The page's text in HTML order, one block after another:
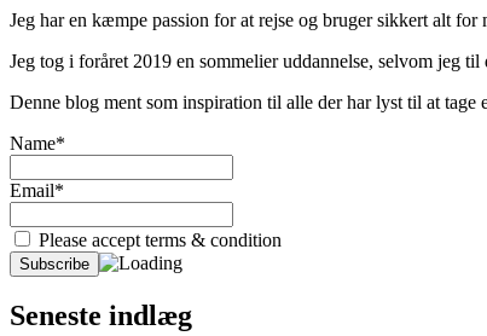
Jeg har en kæmpe passion for at rejse og bruger sikkert alt
Jeg tog i foråret 2019 en sommelier uddannelse, selvom jeg
Denne blog ment som inspiration til alle der har lyst til at
Name*
Email*
Please accept terms & condition
Seneste indlæg